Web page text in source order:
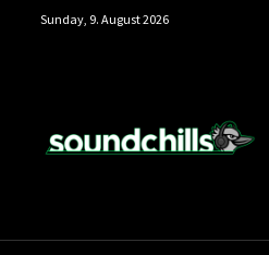
Sunday, 9. August 2026